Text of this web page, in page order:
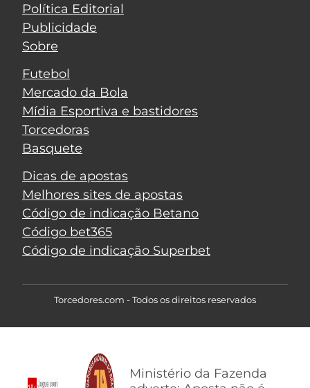
Política Editorial
Publicidade
Sobre
Futebol
Mercado da Bola
Mídia Esportiva e bastidores
Torcedoras
Basquete
Dicas de apostas
Melhores sites de apostas
Código de indicação Betano
Código bet365
Código de indicação Superbet
Torcedores.com - Todos os direitos reservados
Ministério da Fazenda